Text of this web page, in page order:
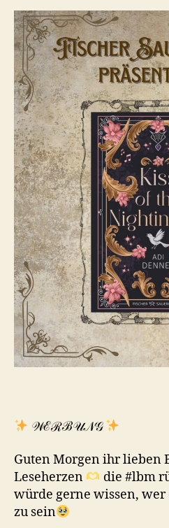
𝒲ℰℛℬ𝒰𝒩𝒢
Guten Morgen ihr lieben
Leseherzen
die #lbm
würde gerne wissen, wer
zu sein